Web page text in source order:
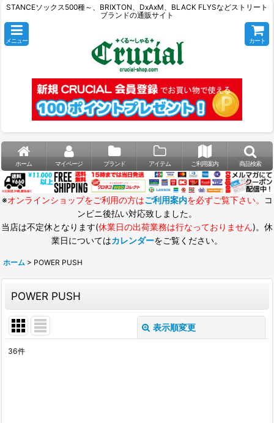
STANCEソックス500種～、BRIXTON、DxAxM、BLACK FLYSなどストリート
ブランドの通販サイト
メニュー カート
ホーム マイページ ブランド アイテム ご利用案内 商品検索
※オンラインショップをご利用の方はご利用案内を必ずご覧下さい。
コ
ンビニ後払い対応致しました。
当店は不定休となります(休業日の出荷業務は行なっておりません)。休
業日についてはカレンダーをご覧ください。
ホーム > POWER PUSH
POWER PUSH
表示順変更
36件